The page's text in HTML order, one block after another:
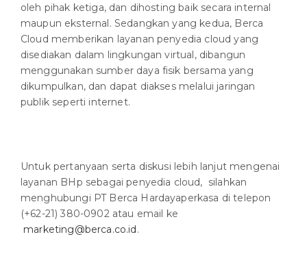
oleh pihak ketiga, dan dihosting baik secara internal
maupun eksternal. Sedangkan yang kedua, Berca
Cloud memberikan layanan penyedia cloud yang
disediakan dalam lingkungan virtual, dibangun
menggunakan sumber daya fisik bersama yang
dikumpulkan, dan dapat diakses melalui jaringan
publik seperti internet.
Untuk pertanyaan serta diskusi lebih lanjut mengenai
layanan BHp sebagai penyedia cloud, silahkan
menghubungi PT Berca Hardayaperkasa di telepon
(+62-21) 380-0902 atau email ke
marketing@berca.co.id.